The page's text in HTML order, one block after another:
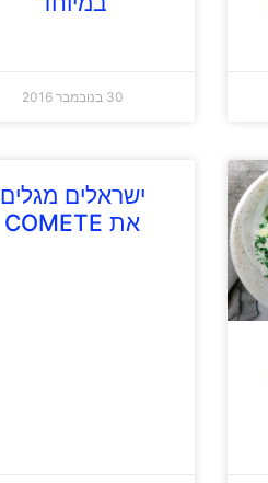
30 בנובמבר 2016
ישראלים מגלים
את COMETE